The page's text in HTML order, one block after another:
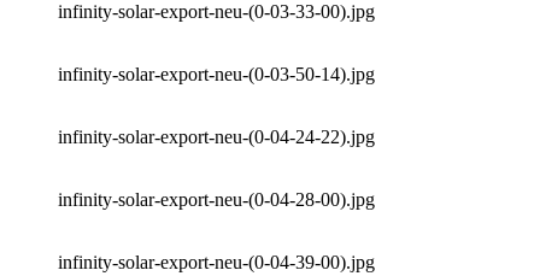
infinity-solar-export-neu-(0-03-33-00).jpg
infinity-solar-export-neu-(0-03-50-14).jpg
infinity-solar-export-neu-(0-04-24-22).jpg
infinity-solar-export-neu-(0-04-28-00).jpg
infinity-solar-export-neu-(0-04-39-00).jpg